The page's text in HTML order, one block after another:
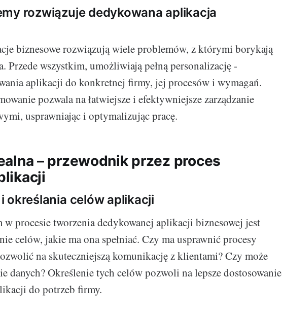
rozwiązuje dedykowana aplikacja
biznesowe rozwiązują wiele problemów, z którymi borykają
Przede wszystkim, umożliwiają pełną personalizację -
aplikacji do konkretnej firmy, jej procesów i wymagań.
pozwala na łatwiejsze i efektywniejsze zarządzanie
usprawniając i optymalizując pracę.
– przewodnik przez proces
określania celów aplikacji
procesie tworzenia dedykowanej aplikacji biznesowej jest
celów, jakie ma ona spełniać. Czy ma usprawnić procesy
na skuteczniejszą komunikację z klientami? Czy może
danych? Określenie tych celów pozwoli na lepsze dostosowanie
do potrzeb firmy.